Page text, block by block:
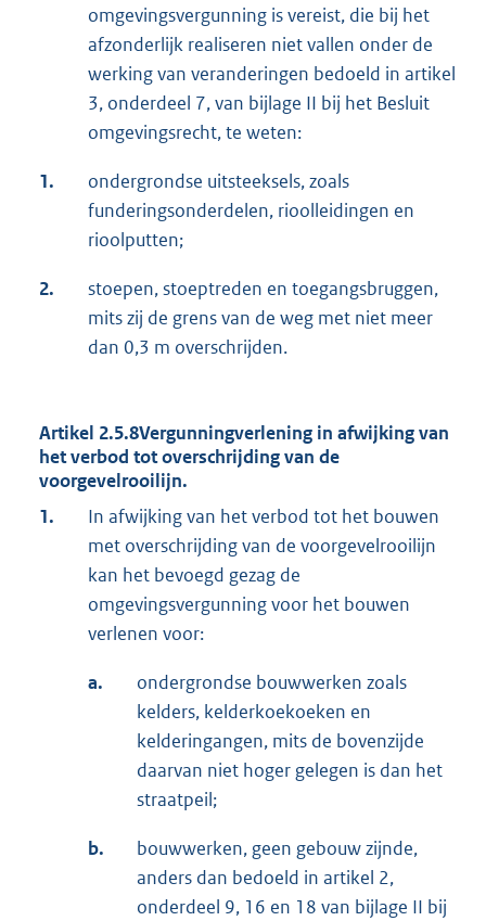
omgevingsvergunning is vereist, die bij het
afzonderlijk realiseren niet vallen onder de
werking van veranderingen bedoeld in artikel
3, onderdeel 7, van bijlage II bij het Besluit
omgevingsrecht, te weten:
1.
ondergrondse uitsteeksels, zoals
funderingsonderdelen, rioolleidingen en
rioolputten;
2.
stoepen, stoeptreden en toegangsbruggen,
mits zij de grens van de weg met niet meer
dan 0,3 m overschrijden.
Artikel 2.5.8Vergunningverlening in afwijking van
het verbod tot overschrijding van de
voorgevelrooilijn.
1.
In afwijking van het verbod tot het bouwen
met overschrijding van de voorgevelrooilijn
kan het bevoegd gezag de
omgevingsvergunning voor het bouwen
verlenen voor:
a.
ondergrondse bouwwerken zoals
kelders, kelderkoekoeken en
kelderingangen, mits de bovenzijde
daarvan niet hoger gelegen is dan het
straatpeil;
b.
bouwwerken, geen gebouw zijnde,
anders dan bedoeld in artikel 2,
onderdeel 9, 16 en 18 van bijlage II bij